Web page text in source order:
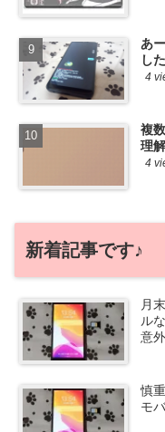
あ
し
4
複
理
4
新着記事です♪
月
ル
意
慎
モ